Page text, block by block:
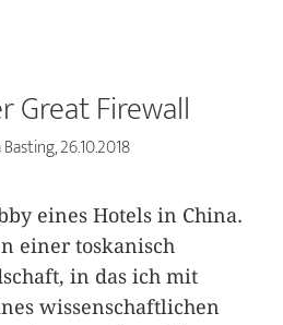
Great Firewall
26.10.2018
eines Hotels in China.
einer toskanisch
in das ich mit
wissenschaftlichen